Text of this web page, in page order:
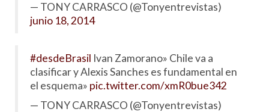
— TONY CARRASCO (@Tonyentrevistas)
junio 18, 2014
#desdeBrasil Ivan Zamorano» Chile va a
clasificar y Alexis Sanches es fundamental en
el esquema» pic.twitter.com/xmR0bue342
— TONY CARRASCO (@Tonyentrevistas)